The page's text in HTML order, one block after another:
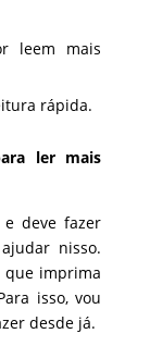
leem mais
rápida.
ler mais
deve fazer
nisso.
que imprima
isso, vou
desde já.